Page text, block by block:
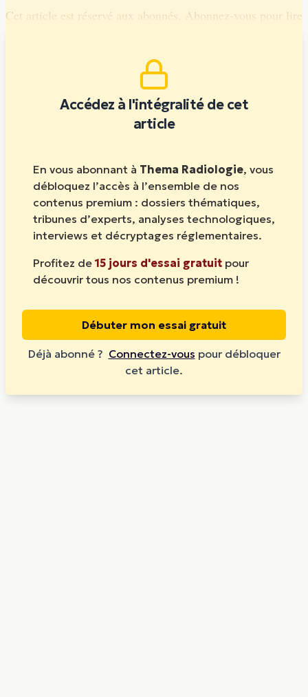
Cet article est réservé aux abonnés. Abonnez-vous pour lire
Accédez à l'intégralité de cet
article
En vous abonnant à Thema Radiologie, vous
débloquez l’accès à l’ensemble de nos
contenus premium : dossiers thématiques,
tribunes d’experts, analyses technologiques,
interviews et décryptages réglementaires.
Profitez de 15 jours d'essai gratuit pour
découvrir tous nos contenus premium !
Débuter mon essai gratuit
Déjà abonné ? Connectez-vous pour débloquer
cet article.